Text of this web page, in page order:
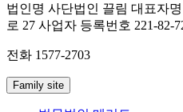
법인명 사단법인 끌림 대표자
로 27 사업자 등록번호 221-82-
전화 1577-2703
Family site